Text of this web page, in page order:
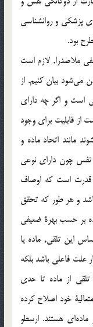
پزشکی و روانشناسی
بود.
ملاصدرا, لازم است
مي‌شود بيان کنيم. از
است و اگر چه دارای
از قابليت برای وجود
مانند اتحاد ماده و
چون دارای نوعی
قدرت است که اوصاف
و هر طور که تحقق
بر حسب بهرة ضعيفی
دارای نوعی آگاهی است.[2] براساس اين تلقی, ماده يا
فاعلی باشد بلکه
از ماده تا حدی
خود اصلاح کرده
هستند. ارسطو